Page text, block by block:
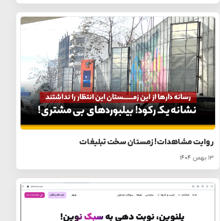
روایت مشاهدات! زمستان سخت تبلیغات
۱۳ بهمن ۱۴۰۴